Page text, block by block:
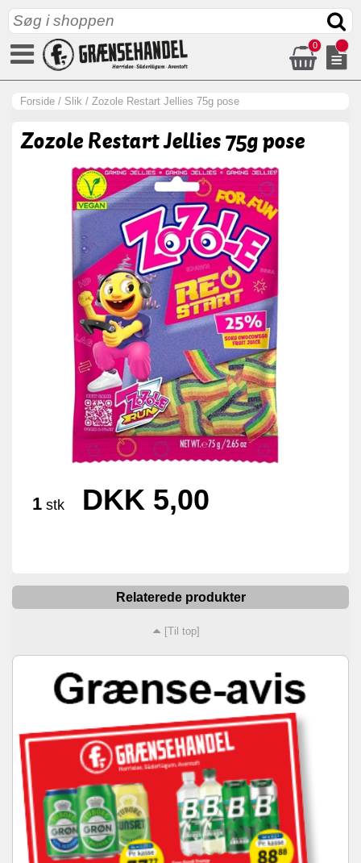
0
Forside / Slik / Zozole Restart Jellies 75g pose
Zozole Restart Jellies 75g pose
1 stk DKK 5,00
Relaterede produkter
[Til top]